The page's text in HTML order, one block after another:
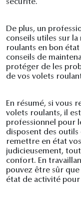
sécurité.
De plus, un
conseils utiles sur
roulants en bon
conseils de
protéger de les
de vos volets
En résumé, si vous
volets roulants, il
professionnel pour
disposent des
remettre en état
judicieusement,
confort. En
pouvez être sûr
état de activité